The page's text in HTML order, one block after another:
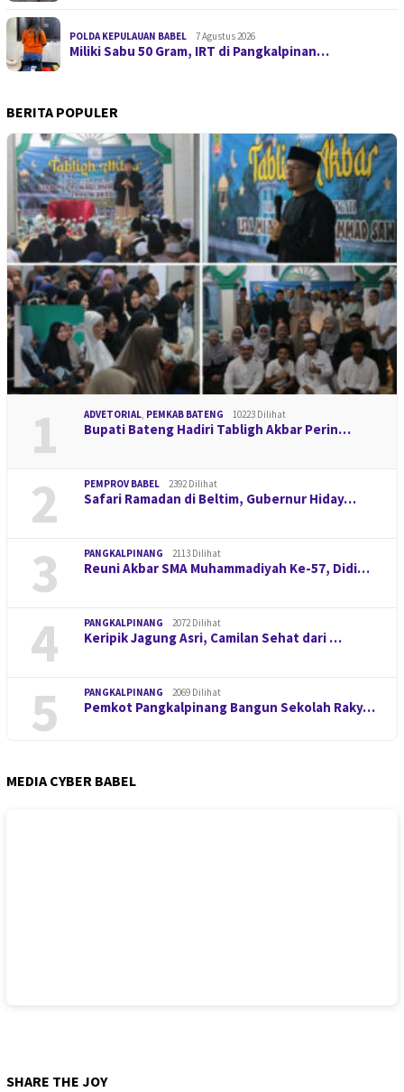
POLDA KEPULAUAN BABEL 7 Agustus 2026
Miliki Sabu 50 Gram, IRT di Pangkalpinan…
BERITA POPULER
1 ADVETORIAL, PEMKAB BATENG 10223 Dilihat
Bupati Bateng Hadiri Tabligh Akbar Perin…
2 PEMPROV BABEL 2392 Dilihat
Safari Ramadan di Beltim, Gubernur Hiday…
3 PANGKALPINANG 2113 Dilihat
Reuni Akbar SMA Muhammadiyah Ke-57, Didi…
4 PANGKALPINANG 2072 Dilihat
Keripik Jagung Asri, Camilan Sehat dari …
5 PANGKALPINANG 2069 Dilihat
Pemkot Pangkalpinang Bangun Sekolah Raky…
MEDIA CYBER BABEL
SHARE THE JOY